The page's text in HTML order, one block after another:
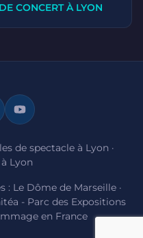
CONCERT À LYON
de spectacle à Lyon ·
Lyon
: Le Dôme de Marseille·
- Parc des Expositions
en France